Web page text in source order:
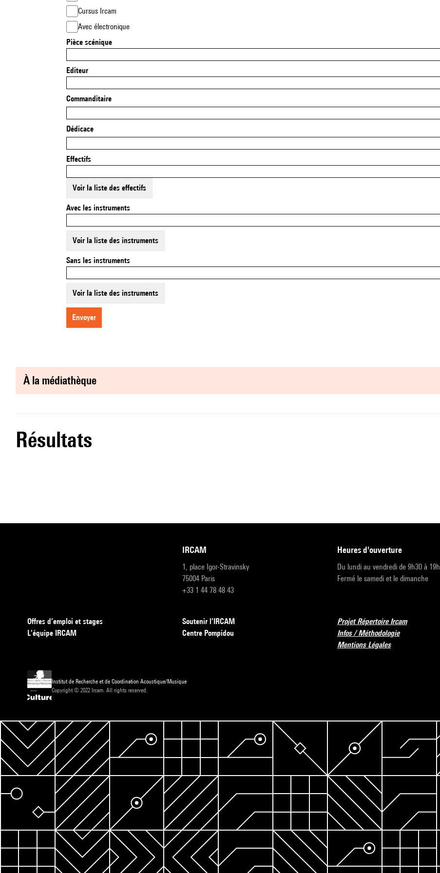
Cursus Ircam
Avec électronique
Pièce scénique
Editeur
Commanditaire
Dédicace
Effectifs
Voir la liste des effectifs
Avec les instruments
Voir la liste des instruments
Sans les instruments
Voir la liste des instruments
envoyer
à la médiathèque
résultats
IRCAM
1, place Igor-Stravinsky
75004 Paris
+33 1 44 78 48 43
heures d'ouverture
Du lundi au vendredi de 9h30 à 19h
Fermé le samedi et le dimanche
Offres d’emploi et stages
L’équipe IRCAM
Soutenir l’IRCAM
Centre Pompidou
Projet Répertoire Ircam
Infos / Méthodologie
Mentions Légales
Institut de Recherche et de Coordination Acoustique/Musique
Copyright © 2022 Ircam. All rights reserved.